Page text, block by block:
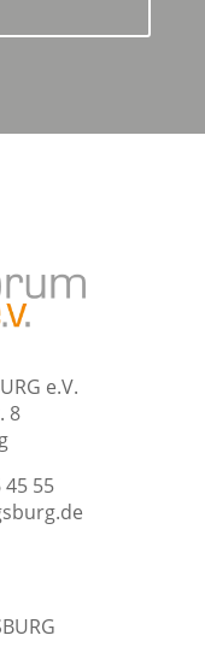
e.V.
8
45 55